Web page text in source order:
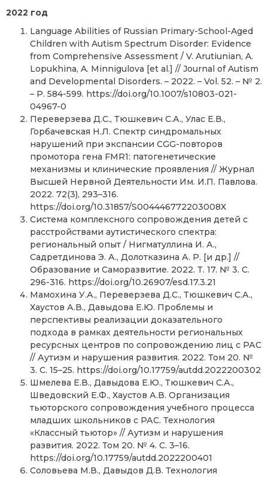
2022 год
Language Abilities of Russian Primary-School-Aged
Children with Autism Spectrum Disorder: Evidence
from Comprehensive Assessment / V. Arutiunian, A.
Lopukhina, A. Minnigulova [et al.] // Journal of Autism
and Developmental Disorders. – 2022. – Vol. 52. – № 2.
– P. 584-599. https://doi.org/10.1007/s10803-021-
04967-0
Переверзева Д.С., Тюшкевич С.А., Улас Е.В.,
Горбачевская Н.Л. Спектр синдромальных
нарушений при экспансии CGG-повторов
промотора гена FMR1: патогенетические
механизмы и клинические проявления // Журнал
Высшей Нервной Деятельности Им. И.П. Павлова.
2022. 72(3), 293–316.
https://doi.org/10.31857/S004446772203008X
Система комплексного сопровождения детей с
расстройствами аутистического спектра:
региональный опыт / Нигматуллина И. А.,
Садретдинова Э. А., Долотказина А. Р. [и др.] //
Образование и Саморазвитие. 2022. Т. 17. № 3. С.
296-316. https://doi.org/10.26907/esd.17.3.21
Мамохина У.А., Переверзева Д.С., Тюшкевич С.А.,
Хаустов А.В., Давыдова Е.Ю. Проблемы и
перспективы реализации доказательного
подхода в рамках деятельности региональных
ресурсных центров по сопровождению лиц с РАС
// Аутизм и нарушения развития. 2022. Том 20. №
3. С. 15–25. https://doi.org/10.17759/autdd.2022200302
Шмелева Е.В., Давыдова Е.Ю., Тюшкевич С.А.,
Шведовский Е.Ф., Хаустов А.В. Организация
тьюторского сопровождения учебного процесса
младших школьников с РАС. Технология
«Классный тьютор» // Аутизм и нарушения
развития. 2022. Том 20. № 4. С. 3–16.
https://doi.org/10.17759/autdd.2022200401
Соловьева М.В., Давыдов Д.В. Технология